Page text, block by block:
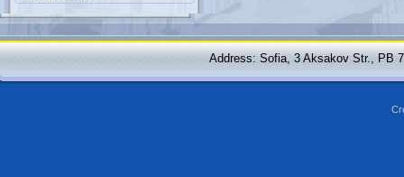
Address: Sofia, 3 Aksakov Str., PB